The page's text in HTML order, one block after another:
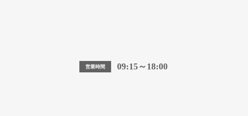
営業時間 09:15～18:00